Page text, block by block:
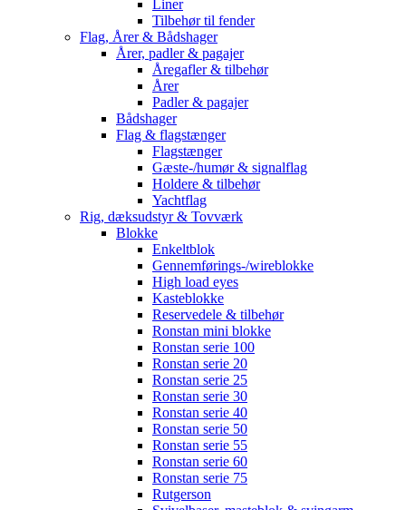
Liner
Tilbehør til fender
Flag, Årer & Bådshager
Årer, padler & pagajer
Åregafler & tilbehør
Årer
Padler & pagajer
Bådshager
Flag & flagstænger
Flagstænger
Gæste-/humør & signalflag
Holdere & tilbehør
Yachtflag
Rig, dæksudstyr & Tovværk
Blokke
Enkeltblok
Gennemførings-/wireblokke
High load eyes
Kasteblokke
Reservedele & tilbehør
Ronstan mini blokke
Ronstan serie 100
Ronstan serie 20
Ronstan serie 25
Ronstan serie 30
Ronstan serie 40
Ronstan serie 50
Ronstan serie 55
Ronstan serie 60
Ronstan serie 75
Rutgerson